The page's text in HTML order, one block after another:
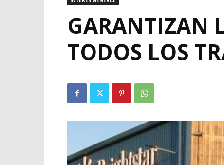
GARANTIZAN
TODOS LOS